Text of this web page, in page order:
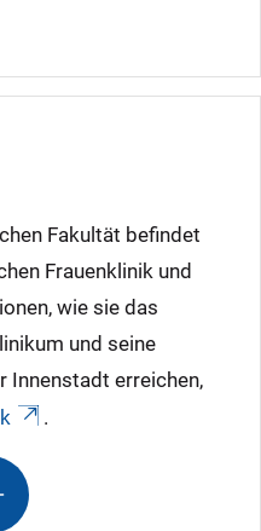
Fakultät befindet
Frauenklinik und
wie sie das
und seine
Innenstadt erreichen,
.